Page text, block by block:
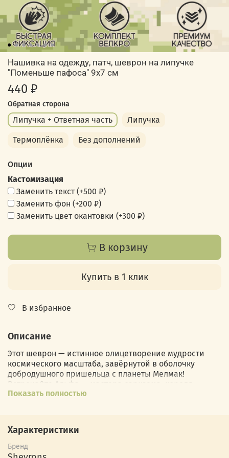
Нашивка на одежду, патч, шеврон на липучке
"Поменьше пафоса" 9х7 см
440 ₽
Обратная сторона
Липучка + Ответная часть Липучка
Термоплёнка Без дополнений
Опции
Кастомизация
Заменить текст(+500 ₽)
Заменить фон (+200 ₽)
Заменить цвет окантовки (+300 ₽)
В корзину
Купить в 1 клик
В избранное
Описание
Этот шеврон — истинное олицетворение мудрости
космического масштаба, завёрнутой в оболочку
добродушного пришельца с планеты Мелмак!
Встречайте Альфа — мастера сарказма, короля
кулинарных рецептов с котами и просто парня,
словно говорит: «Расслабьтесь, народ, поменьше
пафоса! Мы все тут на любителя…».
Эта нашивка напоминает всем нам, что не стоит
Показать полностью
Характеристики
Бренд